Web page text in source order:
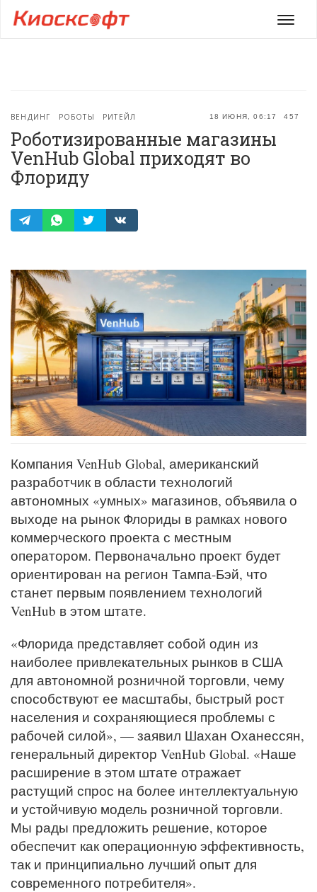
Меню
18 ИЮНЯ, 06:17 457
ВЕНДИНГ РОБОТЫ РИТЕЙЛ
Роботизированные магазины
VenHub Global приходят во
Флориду
Компания VenHub Global, американский
разработчик в области технологий
автономных «умных» магазинов, объявила о
выходе на рынок Флориды в рамках нового
коммерческого проекта с местным
оператором. Первоначально проект будет
ориентирован на регион Тампа-Бэй, что
станет первым появлением технологий
VenHub в этом штате.
«Флорида представляет собой один из
наиболее привлекательных рынков в США
для автономной розничной торговли, чему
способствуют ее масштабы, быстрый рост
населения и сохраняющиеся проблемы с
рабочей силой», — заявил Шахан Оханессян,
генеральный директор VenHub Global. «Наше
расширение в этом штате отражает
растущий спрос на более интеллектуальную
и устойчивую модель розничной торговли.
Мы рады предложить решение, которое
обеспечит как операционную эффективность,
так и принципиально лучший опыт для
современного потребителя».